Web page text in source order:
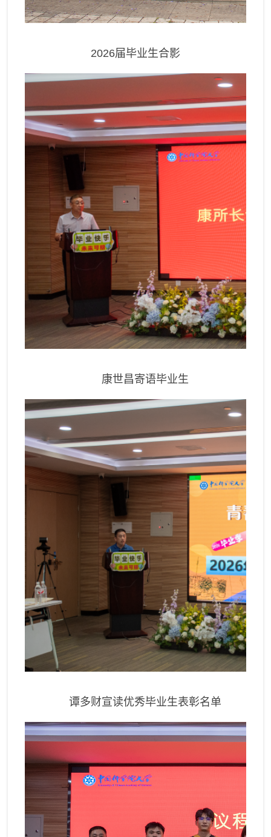
2026届毕业生合影
康世昌寄语毕业生
谭多财宣读优秀毕业生表彰名单